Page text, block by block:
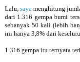
Lalu,saya menghitung
dari 1.316 gempa bumi
sebanyak 50 kali (lebih
ini hanya 3,8% dari
1.316 gempa itu ternyata